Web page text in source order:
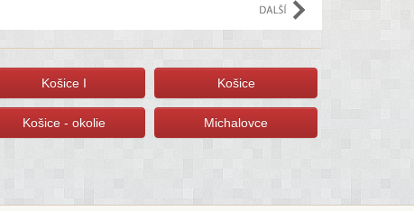
Košice I Košice
Košice - okolie Michalovce